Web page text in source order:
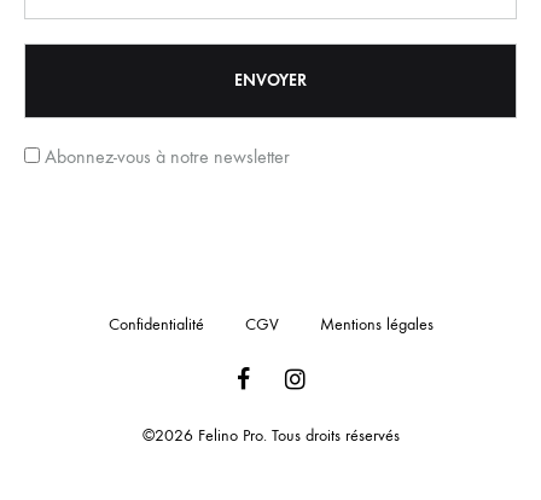
Abonnez-vous à notre newsletter
©2026 Felino Pro. Tous droits réservés
Confidentialité CGV Mentions légales
FacebookInstagram